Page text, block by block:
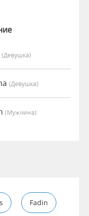
(девушка)
(девушка)
(мужчина)
Fadin